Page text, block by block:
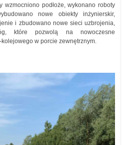
wzmocniono podłoże, wykonano roboty
nowe obiekty inżynierskir,
i zbudowano nowe sieci uzbrojenia,
które pozwolą na nowoczesne
w porcie zewnętrznym.